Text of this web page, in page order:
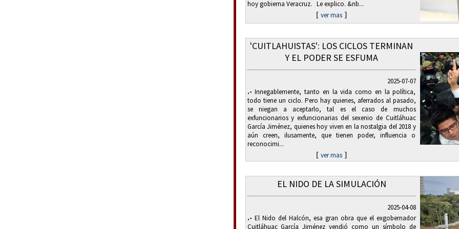
hoy gobierna Veracruz. Le explico. &nb...
[ ver mas ]
'CUITLAHUISTAS': LOS CICLOS TERMINAN
Y EL PODER SE ESFUMA
2025-07-07
.- Innegablemente, tanto en la vida como en la política,
todo tiene un ciclo. Pero hay quienes, aferrados al pasado,
se niegan a aceptarlo, tal es el caso de muchos
exfuncionarios y exfuncionarias del sexenio de Cuitláhuac
García Jiménez, quienes hoy viven en la nostalgia del 2018 y
aún creen, ilusamente, que tienen poder, influencia o
reconocimi...
[ ver mas ]
EL NIDO DE LA SIMULACIÓN
2025-04-08
.- El Nido del Halcón, esa gran obra que el exgobernador
Cuitláhuac García Jiménez vendió como un símbolo de